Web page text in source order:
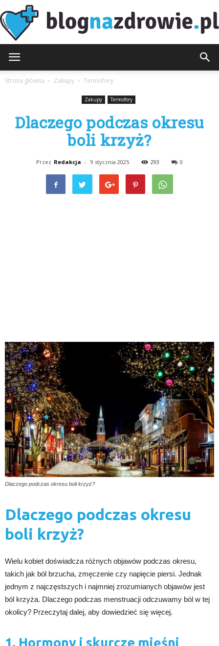
Strona główna Zakupy Termofory
Zakupy Termofory
Dlaczego podczas okresu
boli krzyż?
Przez Redakcja - 9 stycznia 2025 293 0
Dlaczego podczas okresu boli krzyż?
Dlaczego podczas okresu
boli krzyż?
Wielu kobiet doświadcza różnych objawów podczas okresu,
takich jak ból brzucha, zmęczenie czy napięcie piersi. Jednak
jednym z najczęstszych i najmniej zrozumianych objawów jest
ból krzyża. Dlaczego podczas menstruacji odczuwamy ból w tej
okolicy? Przeczytaj dalej, aby dowiedzieć się więcej.
1. Hormony i skurcze mięśni